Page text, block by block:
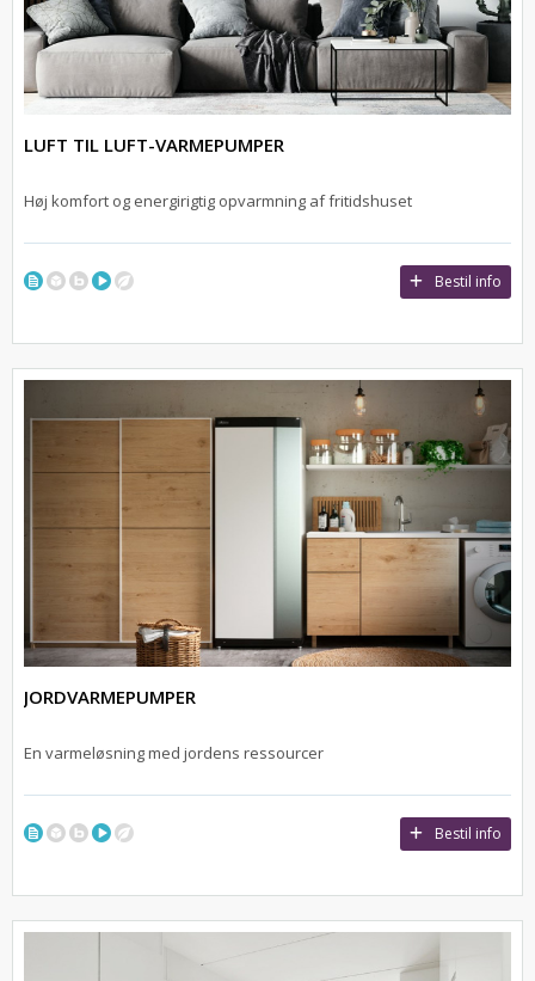
LUFT TIL LUFT-VARMEPUMPER
Høj komfort og energirigtig opvarmning af fritidshuset
Bestil info
JORDVARMEPUMPER
En varmeløsning med jordens ressourcer
Bestil info